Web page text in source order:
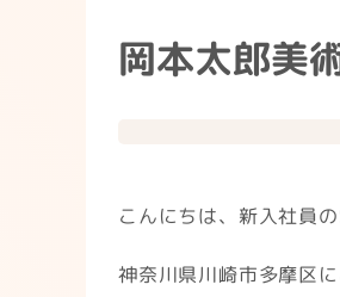
岡本太郎美
こんにちは、新入社員の
神奈川県川崎市多摩区